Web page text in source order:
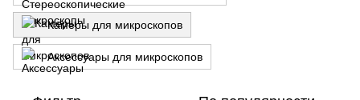
Камеры для микроскопов
Аксессуары для микроскопов